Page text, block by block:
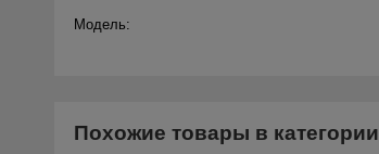
Модель:
Похожие товары в категории